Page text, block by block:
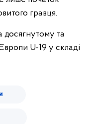
гравця.
досягнутому та
U-19 у складі